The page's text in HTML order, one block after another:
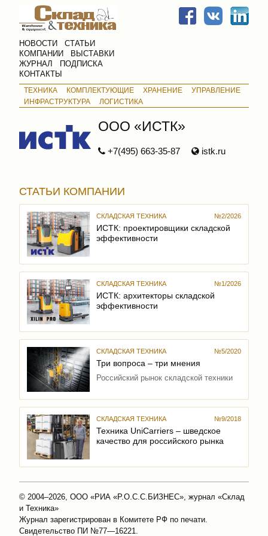
НОВОСТИ
СТАТЬИ
КОМПАНИИ
ВЫСТАВКИ
ЖУРНАЛ
ПОДПИСКА
КОНТАКТЫ
ТЕХНИКА КОМПЛЕКТУЮЩИЕ ХРАНЕНИЕ
УПРАВЛЕНИЕ
ИНФРАСТРУКТУРА
ЛОГИСТИКА
ООО «ИСТК»
+7(495) 663-35-87 istk.ru
СТАТЬИ КОМПАНИИ
СКЛАДСКАЯ ТЕХНИКА №2/2026
ИСТК: проектировщики складской
эффективности
СКЛАДСКАЯ ТЕХНИКА №1/2026
ИСТК: архитекторы складской
эффективности
СКЛАДСКАЯ ТЕХНИКА №5/2020
Три вопроса – три мнения
Российский рынок складской техники
СКЛАДСКАЯ ТЕХНИКА №9/2018
Техника UniCarriers – шведское
качество для российского рынка
© 2004–2026, ООО «РИА «Р.О.С.С.БИЗНЕС», журнал «Склад
и Техника»
Журнал зарегистрирован в Комитете РФ по печати.
Свидетельство ПИ №77—16221.